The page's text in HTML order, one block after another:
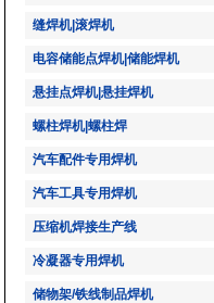
缝焊机|滚焊机
电容储能点焊机|储能焊机
悬挂点焊机|悬挂焊机
螺柱焊机|螺柱焊
汽车配件专用焊机
汽车工具专用焊机
压缩机焊接生产线
冷凝器专用焊机
储物架/铁线制品焊机